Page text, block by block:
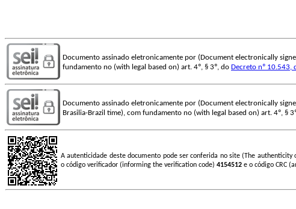
Documento assinado eletronicamente por (Document electronically
fundamento no (with legal based on) art. 4º, § 3º, do Decreto nº 10.543,
Documento assinado eletronicamente por (Document electronically
Brasilia-Brazil time), com fundamento no (with legal based on) art. 4º, §
A autenticidade deste documento pode ser conferida no site (The
o código verificador (informing the verification code) 4154512 e o código CRC